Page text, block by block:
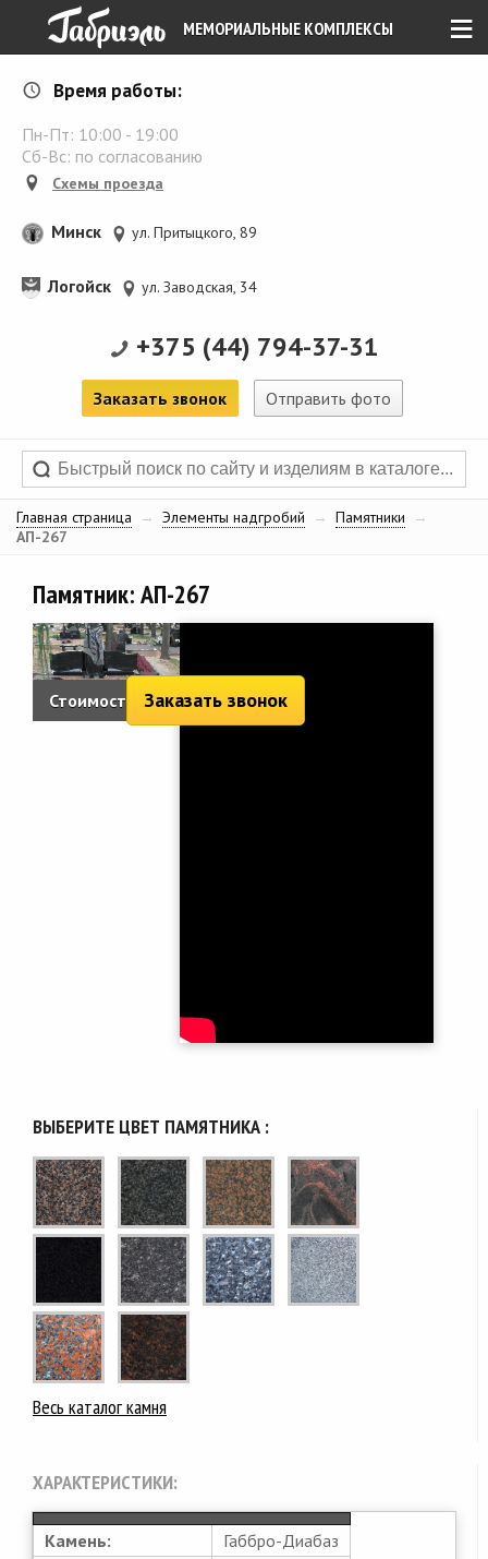
≡
МЕМОРИАЛЬНЫЕ КОМПЛЕКСЫ
Время работы:
Пн-Пт: 10:00 - 19:00
Сб-Вс: по согласованию
Схемы проезда
Минск ул. Притыцкого, 89
Логойск ул. Заводская, 34
+375 (44) 794-37-31
Заказать звонок Отправить фото
Главная страница → Элементы надгробий → Памятники
→
АП-267
Памятник: АП-267
Стоимость: 4 851 руб.
Заказать звонок
ВЫБЕРИТЕ ЦВЕТ ПАМЯТНИКА :
Весь каталог камня
ХАРАКТЕРИСТИКИ:
Камень:
Габбро-Диабаз